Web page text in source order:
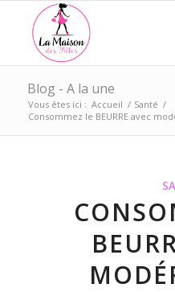
Blog - A la une
Vous êtes ici : Accueil / Santé /
Consommez le BEURRE avec